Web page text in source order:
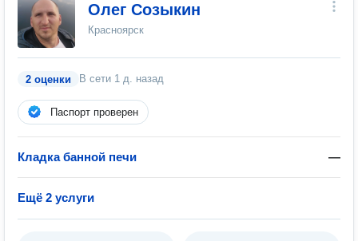
Олег Созыкин
Красноярск
2 оценки В сети 1 д. назад
Паспорт проверен
Кладка банной печи —
Ещё 2 услуги